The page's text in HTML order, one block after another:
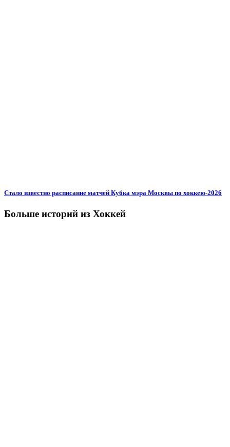
Стало известно расписание матчей Кубка мэра Москвы по хоккею-2026
Больше историй из Хоккей